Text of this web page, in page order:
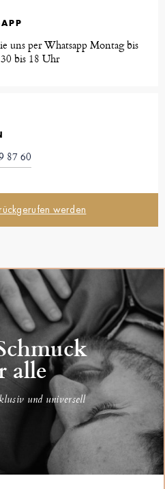
uns per Whatsapp Montag bis
bis 18 Uhr
87 60
werden
alle
und universell